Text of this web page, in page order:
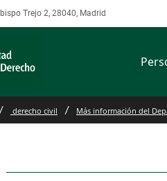
Trejo 2, 28040, Madrid
del
derecho civil Más información del